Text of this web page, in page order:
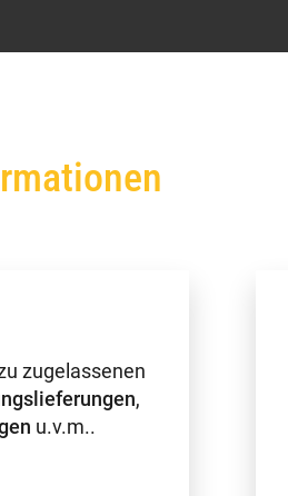
zugelassenen
,
u.v.m..